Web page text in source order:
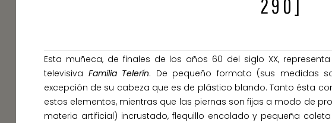
290]
Esta muñeca, de finales de los años 60 del siglo XX,
televisiva Familia Telerín. De pequeño formato (sus medidas
excepción de su cabeza que es de plástico blando. Tanto ésta
estos elementos, mientras que las piernas son fijas a modo de
materia artificial) incrustado, flequillo encolado y pequeña